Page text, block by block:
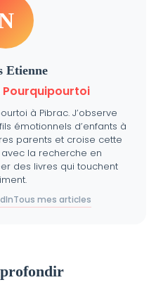
Etienne
à Pibrac. J’observe
émotionnels d’enfants à
parents et croise cette
la recherche en
des livres qui touchent
Tous mes articles